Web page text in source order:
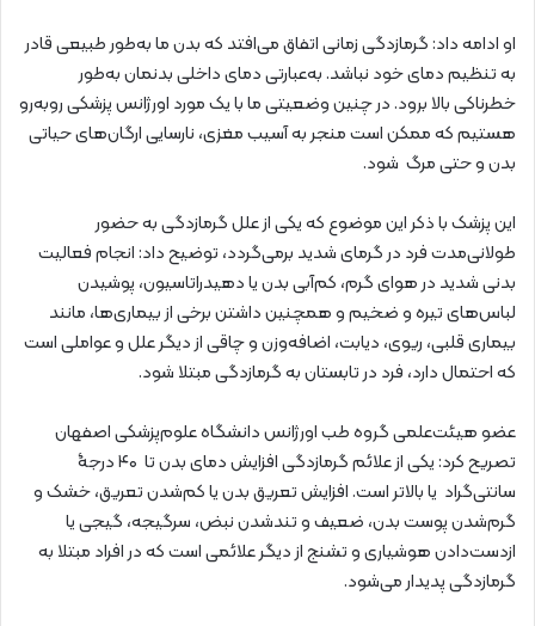
او ادامه داد: گرمازدگی زمانی اتفاق می‌افتد که بدن ما به‌طور طبیعی قادر
به تنظیم دمای خود نباشد. به‌عبارتی دمای داخلی بدنمان به‌طور
خطرناکی بالا برود. در چنین وضعیتی ما با یک مورد اورژانس پزشکی روبه‌رو
هستیم که ممکن است منجر به آسیب مغزی، نارسایی ارگان‌های حیاتی
بدن و حتی مرگ شود.
این پزشک با ذکر این موضوع که یکی از علل گرمازدگی به حضور
طولانی‌مدت فرد در گرمای شدید برمی‌گردد، توضیح داد: انجام فعالیت
بدنی شدید در هوای گرم، کم‌آبی بدن یا دهیدراتاسیون، پوشیدن
لباس‌های تیره و ضخیم و همچنین داشتن برخی از بیماری‌ها، مانند
بیماری قلبی، ریوی، دیابت، اضافه‌وزن و چاقی از دیگر علل و عواملی است
که احتمال دارد، فرد در تابستان به گرمازدگی مبتلا شود.
عضو هیئت‌علمی گروه طب اورژانس دانشگاه علوم‌پزشکی اصفهان
تصریح کرد: یکی از علائم گرمازدگی افزایش دمای بدن تا ۴۰ درجۀ
سانتی‌گراد یا بالاتر است. افزایش تعریق بدن یا کم‌شدن تعریق، خشک و
گرم‌شدن پوست بدن، ضعیف و تندشدن نبض، سرگیجه، گیجی یا
ازدست‌دادن هوشیاری و تشنج از دیگر علائمی است که در افراد مبتلا به
گرمازدگی پدیدار می‌شود.